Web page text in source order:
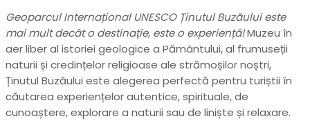
Geoparcul Internațional UNESCO Ținutul Buzăului este
mai mult decât o destinație, este o experiență!Muzeu în
aer liber al istoriei geologice a Pământului, al frumuseții
naturii și credințelor religioase ale strămoșilor noștri,
Ținutul Buzăului este alegerea perfectă pentru turiștii în
căutarea experiențelor autentice, spirituale, de
cunoaștere, explorare a naturii sau de liniște și relaxare.